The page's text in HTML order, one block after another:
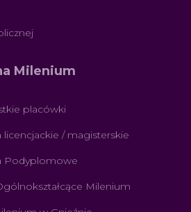
Milenium
placówki
licencjackie / magisterskie
Podyplomowe
Milenium